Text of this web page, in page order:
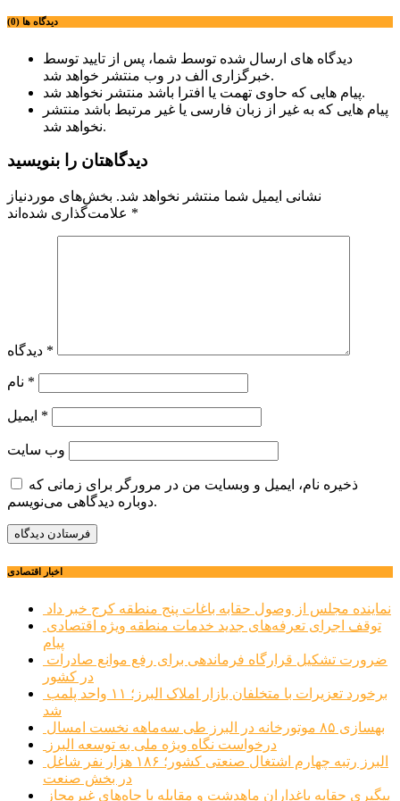
دیدگاه ها (0)
دیدگاه های ارسال شده توسط شما، پس از تایید توسط
خبرگزاری الف در وب منتشر خواهد شد.
پیام هایی که حاوی تهمت یا افترا باشد منتشر نخواهد شد.
پیام هایی که به غیر از زبان فارسی یا غیر مرتبط باشد منتشر
نخواهد شد.
دیدگاهتان را بنویسید
نشانی ایمیل شما منتشر نخواهد شد. بخش‌های موردنیاز
*
*
*
*
وب‌ سایت
ذخیره نام، ایمیل و وبسایت من در مرورگر برای زمانی که
دوباره دیدگاهی می‌نویسم.
اخبار اقتصادی
نماینده مجلس از وصول حقابه باغات پنج منطقه کرج خبر داد
پیام
در کشور
شد
بهسازی ۸۵ موتورخانه در البرز طی سه‌ماهه نخست امسال
درخواست نگاه ویژه ملی به توسعه البرز
در بخش صنعت